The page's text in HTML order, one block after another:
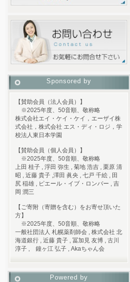
Sponsored by
【賛助会員（法人会員）】
※2025年度、50音順、敬称略
株式会社エイ・ケイ・ケイ，エーザイ株
式会社，株式会社 エス・ディ・ロジ，学
校法人東日本学園
【賛助会員（個人会員）】
※2025年度、50音順、敬称略
上田 桂子 , 浮田 弥生 , 菊地 浩吉 , 栗原 清
昭 , 近藤 貴子 ,澤田 眞央 , 七戸 千絵 , 田
尻 稲雄 , ピエール・イブ・ロンバー , 吉
岡 潤三
【ご寄附（寄贈を含む）をお寄せ頂いた
方】
※2025年度、50音順、敬称略
一般社団法人 札幌薬剤師会 , 株式会社 北
海道銀行 , 近藤 貴子 , 冨加見 友博 , 古川
淳子 , 鐘ヶ江 弘子 , Akaちゃん会
Powered by